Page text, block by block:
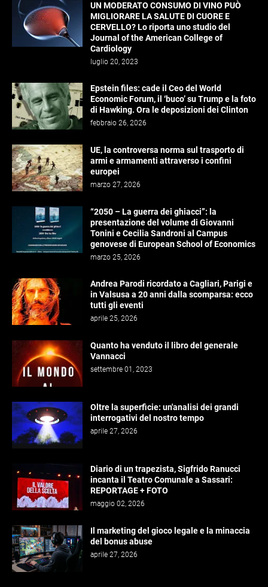
UN MODERATO CONSUMO DI VINO PUÒ
MIGLIORARE LA SALUTE DI CUORE E
CERVELLO? Lo riporta uno studio del
Journal of the American College of
Cardiology
luglio 20, 2023
Epstein files: cade il Ceo del World
Economic Forum, il ‘buco’ su Trump e la foto
di Hawking. Ora le deposizioni dei Clinton
febbraio 26, 2026
UE, la controversa norma sul trasporto di
armi e armamenti attraverso i confini
europei
marzo 27, 2026
“2050 – La guerra dei ghiacci”: la
presentazione del volume di Giovanni
Tonini e Cecilia Sandroni al Campus
genovese di European School of Economics
marzo 25, 2026
Andrea Parodi ricordato a Cagliari, Parigi e
in Valsusa a 20 anni dalla scomparsa: ecco
tutti gli eventi
aprile 25, 2026
Quanto ha venduto il libro del generale
Vannacci
settembre 01, 2023
Oltre la superficie: un'analisi dei grandi
interrogativi del nostro tempo
aprile 27, 2026
Diario di un trapezista, Sigfrido Ranucci
incanta il Teatro Comunale a Sassari:
REPORTAGE + FOTO
maggio 02, 2026
Il marketing del gioco legale e la minaccia
del bonus abuse
aprile 27, 2026